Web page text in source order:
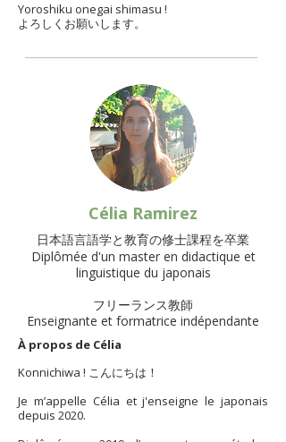
Yoroshiku onegai shimasu !
よろしくお願いします。
Célia Ramirez
​日本語言語学と教育の修士課程を卒業
Diplômée d'un master en didactique et
linguistique du japonais
フリーランス教師
Enseignante et formatrice indépendante​
À propos de Célia
Konnichiwa ! こんにちは！
Je m’appelle Célia et j'enseigne le japonais
depuis 2020.